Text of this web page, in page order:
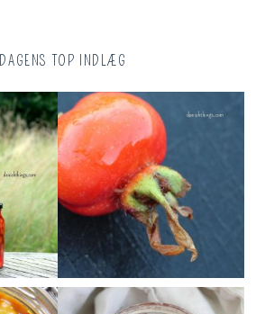
DAGENS TOP INDLÆG